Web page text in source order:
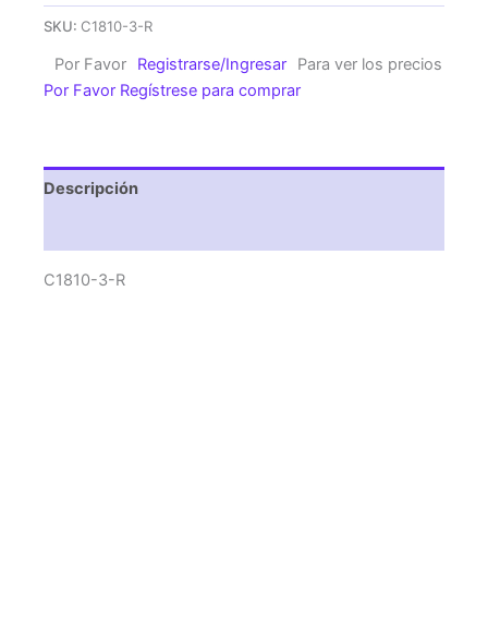
SKU: C1810-3-R
Por Favor Registrarse/Ingresar
Para ver los precios
Por Favor Regístrese para comprar
Descripción
C1810-3-R